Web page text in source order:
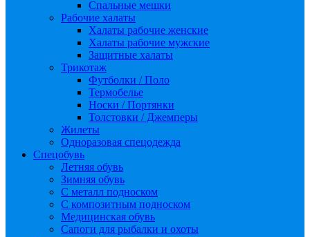
Спальные мешки
Рабочие халаты
Халаты рабочие женские
Халаты рабочие мужские
Защитные халаты
Трикотаж
Футболки / Поло
Термобелье
Носки / Портянки
Толстовки / Джемперы
Жилеты
Одноразовая спецодежда
Спецобувь
Летняя обувь
Зимняя обувь
С металл подноском
С композитным подноском
Медицинская обувь
Сапоги для рыбалки и охоты